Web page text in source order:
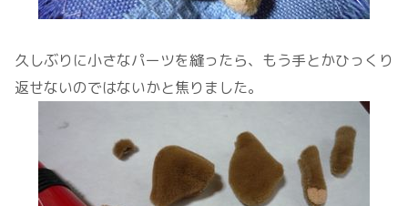
久しぶりに小さなパーツを縫ったら、もう手とかひっくり
返せないのではないかと焦りました。